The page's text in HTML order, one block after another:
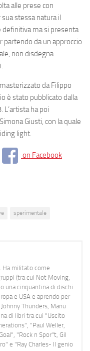
alle prese con
stessa natura il
definitiva ma si presenta
da un approccio
non disdegna
da Filippo
è stato pubblicato dalla
ha poi
Giusti, con la quale
light.
on Facebook
sperimentale
Ha militato come
(tra cui Not Moving,
una cinquantina di dischi
e USA e aprendo per
Thunders, Manu
di libri tra cui "Uscito
"Paul Weller,
"Rock n Spor"t, Gil
e "Ray Charles- Il genio